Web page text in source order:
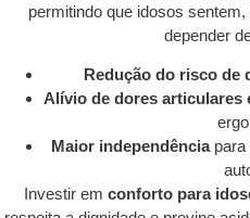
permitindo que idosos
depender
Redução do risco de
Alívio de dores articulares
Maior independênciapara
Investir em conforto para